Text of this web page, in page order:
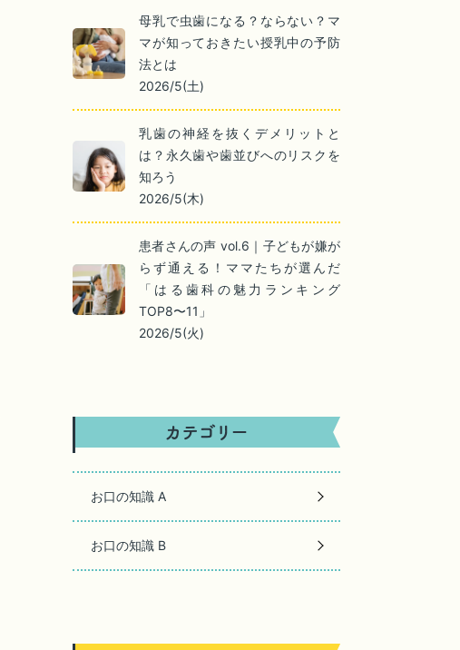
母乳で虫歯になる？ならない？マ
マが知っておきたい授乳中の予防
法とは
2026/5(土)
乳歯の神経を抜くデメリットと
は？永久歯や歯並びへのリスクを
知ろう
2026/5(木)
患者さんの声 vol.6｜子どもが嫌が
らず通える！ママたちが選んだ
「はる歯科の魅力ランキング
TOP8〜11」
2026/5(火)
お口の知識 A
お口の知識 B